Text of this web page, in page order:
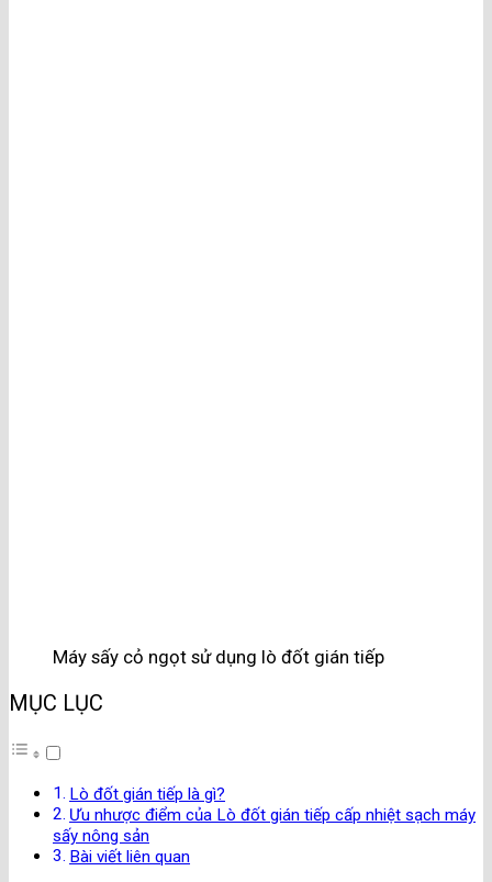
Máy sấy cỏ ngọt sử dụng lò đốt gián tiếp
MỤC LỤC
Lò đốt gián tiếp là gì?
Ưu nhược điểm của Lò đốt gián tiếp cấp nhiệt sạch máy
sấy nông sản
Bài viết liên quan